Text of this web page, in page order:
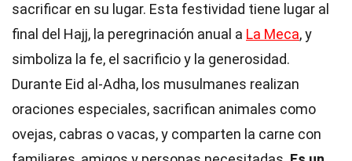
sacrificar en su lugar. Esta festividad tiene lugar al
final del Hajj, la peregrinación anual a La Meca, y
simboliza la fe, el sacrificio y la generosidad.
Durante Eid al-Adha, los musulmanes realizan
oraciones especiales, sacrifican animales como
ovejas, cabras o vacas, y comparten la carne con